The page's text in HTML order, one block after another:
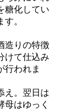
糖化してい
。
りの特徴
けて仕込み
行われま
。翌日は
母はゆっく